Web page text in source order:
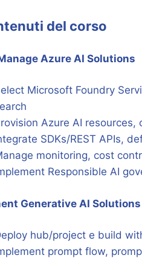
del corso
Azure AI Solutions
Microsoft Foundry
Azure AI
SDKs/REST APIs,
monitoring, cost
Responsible AI
Generative AI Solutions
hub/project e build
prompt flow,